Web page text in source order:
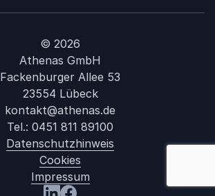
© 2026
Athenas GmbH
Fackenburger Allee 53
23554 Lübeck
kontakt@athenas.de
Tel.: 0451 811 89100
Datenschutzhinweis
Cookies
Impressum